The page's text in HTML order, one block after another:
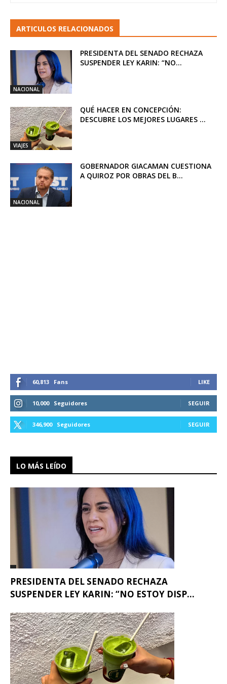
ARTICULOS RELACIONADOS
NACIONAL
PRESIDENTA DEL SENADO RECHAZA
SUSPENDER LEY KARIN: “NO...
VIAJES
QUÉ HACER EN CONCEPCIÓN:
DESCUBRE LOS MEJORES LUGARES ...
NACIONAL
GOBERNADOR GIACAMAN CUESTIONA
A QUIROZ POR OBRAS DEL B...
60,813 Fans LIKE
10,000 Seguidores SEGUIR
346,900 Seguidores SEGUIR
LO MÁS LEÍDO
PRESIDENTA DEL SENADO RECHAZA
SUSPENDER LEY KARIN: “NO ESTOY DISP...